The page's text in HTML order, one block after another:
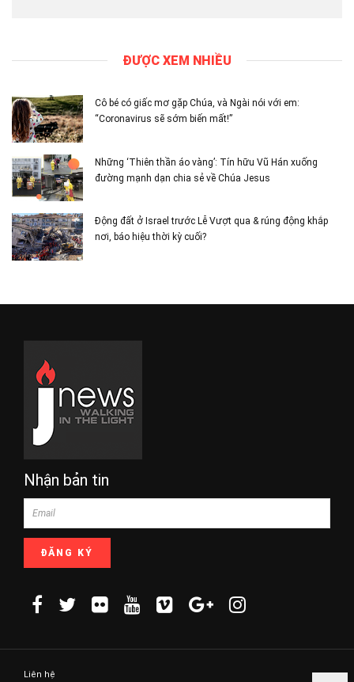
ĐƯỢC XEM NHIỀU
Cô bé có giấc mơ gặp Chúa, và Ngài nói với em:
“Coronavirus sẽ sớm biến mất!”
Những ‘Thiên thần áo vàng’: Tín hữu Vũ Hán xuống
đường mạnh dạn chia sẻ về Chúa Jesus
Động đất ở Israel trước Lễ Vượt qua & rúng động khắp
nơi, báo hiệu thời kỳ cuối?
Nhận bản tin
Liên hệ